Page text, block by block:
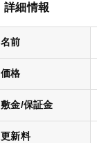
詳細情報
名前
価格
敷金/保証金
更新料